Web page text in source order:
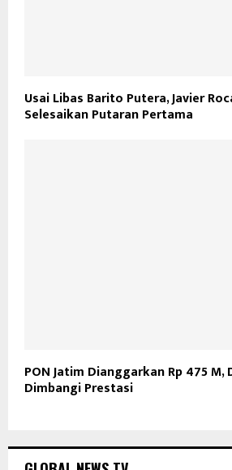
Usai Libas Barito Putera, Javier
Selesaikan Putaran Pertama
PON Jatim Dianggarkan Rp 475 M,
Dimbangi Prestasi